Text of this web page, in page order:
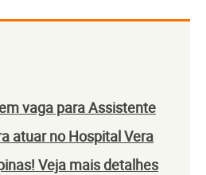
vaga para Assistente
atuar no Hospital Vera
Veja mais detalhes